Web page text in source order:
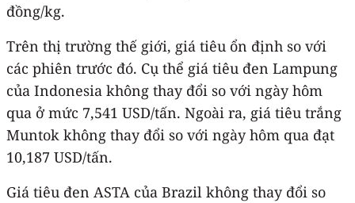
đồng/kg.
Trên thị trường thế giới, giá tiêu ổn định so với
các phiên trước đó. Cụ thể giá tiêu đen Lampung
của Indonesia không thay đổi so với ngày hôm
qua ở mức 7,541 USD/tấn. Ngoài ra, giá tiêu trắng
Muntok không thay đổi so với ngày hôm qua đạt
10,187 USD/tấn.
Giá tiêu đen ASTA của Brazil không thay đổi so